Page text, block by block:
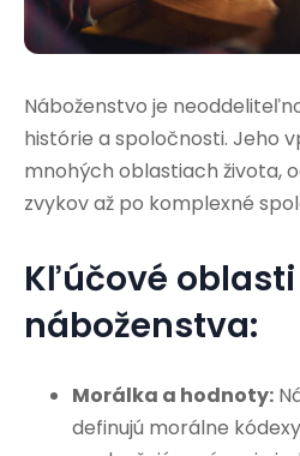
Náboženstvo je
histórie a spoločnosti. Jeho
mnohých oblastiach života,
zvykov až po komplexné
Kľúčové
náboženstva:
Morálka a hodnoty:
definujú morálne